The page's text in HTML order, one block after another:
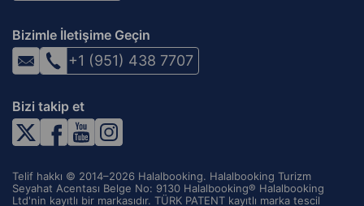
Bizimle İletişime Geçin
+1 (951) 438 7707
Bizi takip et
Telif hakkı © 2014–2026 Halalbooking. Halalbooking Turizm
Seyahat Acentası Belge No: 9130 Halalbooking® Halalbooking
Ltd'nin kayıtlı bir markasıdır. TÜRK PATENT kayıtlı marka tescil